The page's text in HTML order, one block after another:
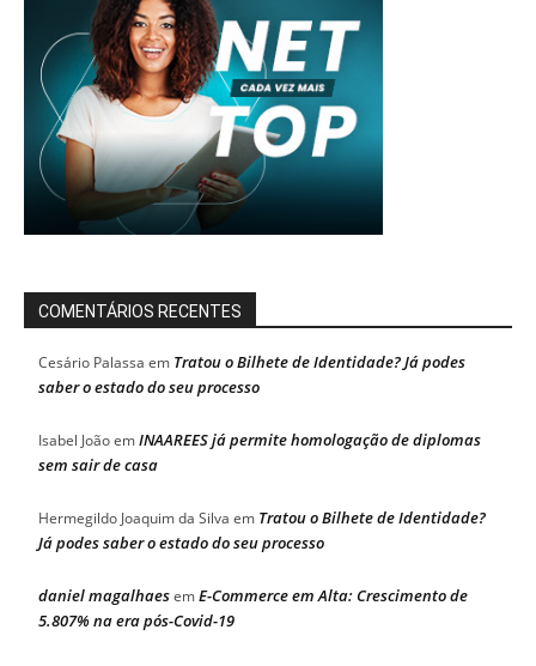
COMENTÁRIOS RECENTES
Cesário Palassa em Tratou o Bilhete de Identidade? Já podes
saber o estado do seu processo
Isabel JoãoemINAAREES já permite homologação de diplomas
sem sair de casa
Hermegildo Joaquim da Silva em Tratou o Bilhete de Identidade?
Já podes saber o estado do seu processo
daniel magalhaesemE-Commerce em Alta: Crescimento de
5.807% na era pós-Covid-19